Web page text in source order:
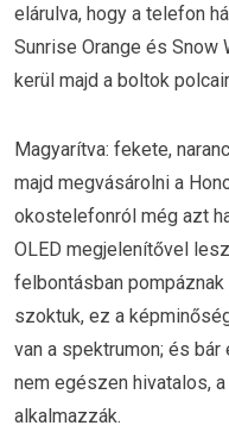
elárulva, hogy a telefon
Sunrise Orange és Snow
kerül majd a boltok
Magyarítva: fekete,
majd megvásárolni a
okostelefonról még azt
OLED megjelenítővel
felbontásban
szoktuk, ez a
van a spektrumon; és
nem egészen hivatalos,
alkalmazzák.